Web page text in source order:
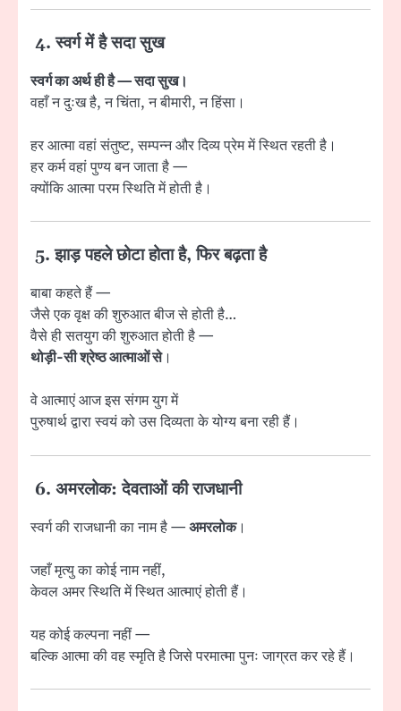
4. स्वर्ग में है सदा सुख
स्वर्ग का अर्थ ही है — सदा सुख।
वहाँ न दुःख है, न चिंता, न बीमारी, न हिंसा।
हर आत्मा वहां संतुष्ट, सम्पन्न और दिव्य प्रेम में स्थित रहती है।
हर कर्म वहां पुण्य बन जाता है —
क्योंकि आत्मा परम स्थिति में होती है।
5. झाड़ पहले छोटा होता है, फिर बढ़ता है
बाबा कहते हैं —
जैसे एक वृक्ष की शुरुआत बीज से होती है…
वैसे ही सतयुग की शुरुआत होती है —
थोड़ी-सी श्रेष्ठ आत्माओं से।
वे आत्माएं आज इस संगम युग में
पुरुषार्थ द्वारा स्वयं को उस दिव्यता के योग्य बना रही हैं।
6. अमरलोक: देवताओं की राजधानी
स्वर्ग की राजधानी का नाम है —अमरलोक।
जहाँ मृत्यु का कोई नाम नहीं,
केवल अमर स्थिति में स्थित आत्माएं होती हैं।
यह कोई कल्पना नहीं —
बल्कि आत्मा की वह स्मृति है जिसे परमात्मा पुनः जाग्रत कर रहे हैं।